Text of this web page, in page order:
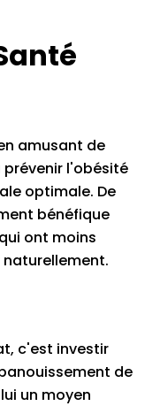
amusant de
l'obésité
optimale. De
bénéfique
ont moins
c'est investir
de
un moyen